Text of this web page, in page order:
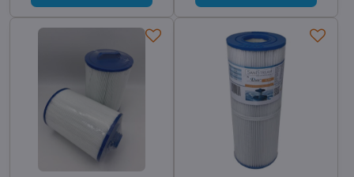
Pozitívna odozva od zákazníkov.
Pozrite si galériu, kde je vidieť
aplikovateľnosť filtra.